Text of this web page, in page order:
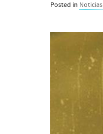
Posted in Noticias